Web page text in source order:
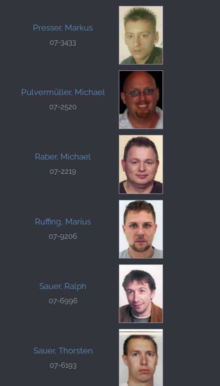
Presser, Markus
07-3433
Pulvermüller, Michael
07-2520
Raber, Michael
07-2219
Ruffing, Marius
07-9206
Sauer, Ralph
07-6996
Sauer, Thorsten
07-6193